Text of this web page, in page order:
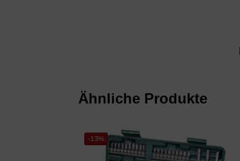
Ähnliche Produkte
-13%